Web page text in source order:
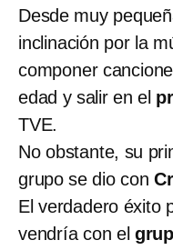
Desde muy
inclinación por la
componer
edad y salir en el
TVE.
No obstante, su
grupo se dio con
El verdadero éxito
vendría con el